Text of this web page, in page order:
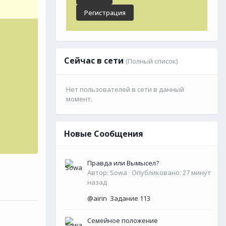
Регистрация
Сейчас в сети (Полный список)
Нет пользователей в сети в данный
момент.
Новые Сообщения
Правда или Вымысел?
Автор: Sowa · Опубликовано: 27 минут
назад
@airin Задание 113
Семейное положение